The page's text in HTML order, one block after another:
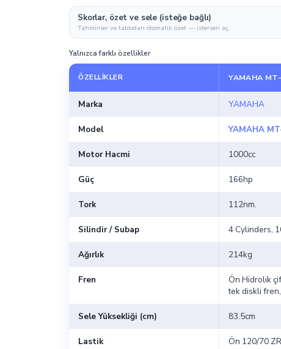
Skorlar, özet ve sele (isteğe bağlı)
Tahminler ve tablodan otomatik özet — istersen aç.
Yalnızca farklı özellikler
ÖZELLIKLER YAMAHA
Marka YAMAHA
Model YAMAHA
Motor Hacmi 1000cc
Güç 166hp
Tork 112nm.
Silindir / Subap 4 Cylinders,
Ağırlık 214kg
Fren
Ön Hidrolik
tek diskli
Sele Yüksekliği (cm) 83.5cm
Lastik
Ön 120/70